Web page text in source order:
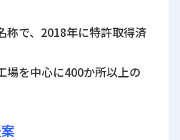
称で、2018年に特許取得済
場を中心に400か所以上の